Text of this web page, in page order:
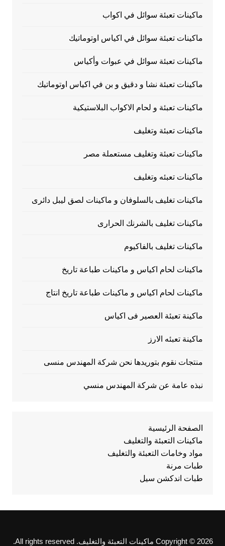
ماكينات تعبئة سوائل في اكواب
ماكينات تعبئة سوائل في اكياس اوتوماتيك
ماكينات تعبئة سوائل في عبوات وأكياس
ماكينات تعبئة نشا و دقيق و بن في اكياس اوتوماتيك
ماكينات تعبئة و لحام الاكواب البلاستيكية
ماكينات تعبئة وتغليف
ماكينات تعبئة وتغليف مستعملة مصر
ماكينات تعبئه وتغليف
ماكينات تغليف بالسلوفان و ماكينات لصق ليبل دائرى
ماكينات تغليف بالشرنك الحرارى
ماكينات تغليف بالفاكيوم
ماكينات لحام اكياس و ماكينات طباعة تاريخ
ماكينات لحام اكياس و ماكينات طباعة تاريخ انتاج
ماكينة تعبئة العصير فى اكياس
ماكينة تعبئه الارز
منتجات نقوم بتوريدها نحن شركة المهندس منسى
نبذه عامة عن شركة المهندس منسي
الصفحة الرئيسية
ماكينات التعبئة والتغليف
مواد وخامات التعبئة والتغليف
طبات مرنة
طبات اندكشن سيل
Copyright © 2026 ماكينات التعبئة والتغليف. All rights reserved.